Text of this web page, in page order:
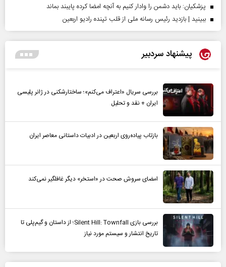
پزشکیان: باید دشمن را وادار کنیم به آنچه امضا کرده پایبند بماند
ببینید | بازدید رئیس رسانه ملی از قلب تپنده رادیو اربعین
پیشنهاد سردبیر
بررسی سریال «اعتراف می‌کنم»؛ ساختارشکنی در ژانر پلیسی
ایران + نقد و تحلیل
بازتاب پیاده‌روی اربعین در ادبیات داستانی معاصر ایران
امضای سروش صحت در «استخر» دیگر غافلگیر نمی‌کند
بررسی بازی Silent Hill: Townfall؛ از داستان و گیم‌پلی تا
تاریخ انتشار و سیستم مورد نیاز